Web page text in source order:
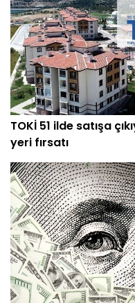
TOKİ 51 ilde satışa
yeri fırsatı